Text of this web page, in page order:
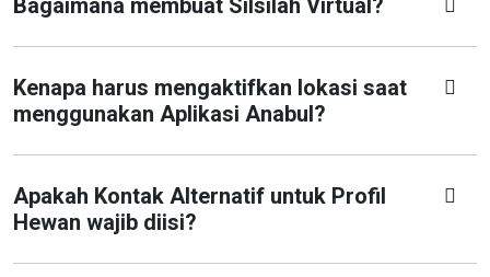
Bagaimana membuat Silsilah Virtual?
Kenapa harus mengaktifkan lokasi saat
menggunakan Aplikasi Anabul?
Apakah Kontak Alternatif untuk Profil
Hewan wajib diisi?